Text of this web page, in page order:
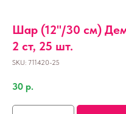
Шар (12''/30 см)
2 ст, 25 шт.
SKU: 711420-25
30 р.